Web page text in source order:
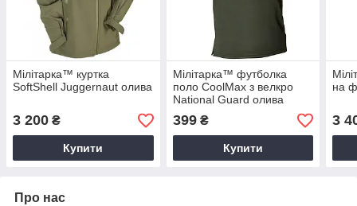
Мілітарка™ куртка
SoftShell Juggernaut олива
3 200 ₴
Купити
Мілітарка™ футболка
поло CoolMax з велкро
National Guard олива
399₴
Купити
на
3
Про нас